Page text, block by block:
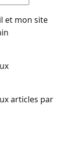
et mon site
articles par